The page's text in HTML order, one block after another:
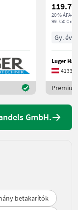
20 % ÁFA-
99.750 €
Gy. év
Luger
4133
GmbH.
betakarítók